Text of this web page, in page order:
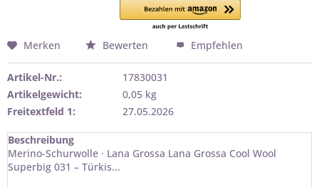
Merken Bewerten Empfehlen
Artikel-Nr.:
17830031
Artikelgewicht:
0,05 kg
Freitextfeld 1:
27.05.2026
Beschreibung
Merino-Schurwolle · Lana Grossa Lana Grossa Cool Wool
Superbig 031 – Türkis...